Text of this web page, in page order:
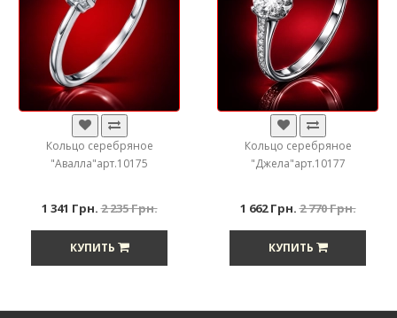
Кольцо серебряное
"Авалла"арт.10175
1 341 Грн.2 235 Грн.
КУПИТЬ
Кольцо серебряное
"Джела"арт.10177
1 662 Грн.2 770 Грн.
КУПИТЬ